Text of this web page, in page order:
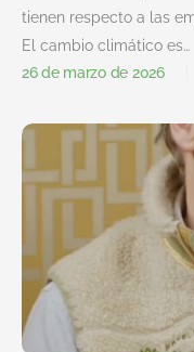
tienen respecto a las
El cambio climático es…
26 de marzo de 2026